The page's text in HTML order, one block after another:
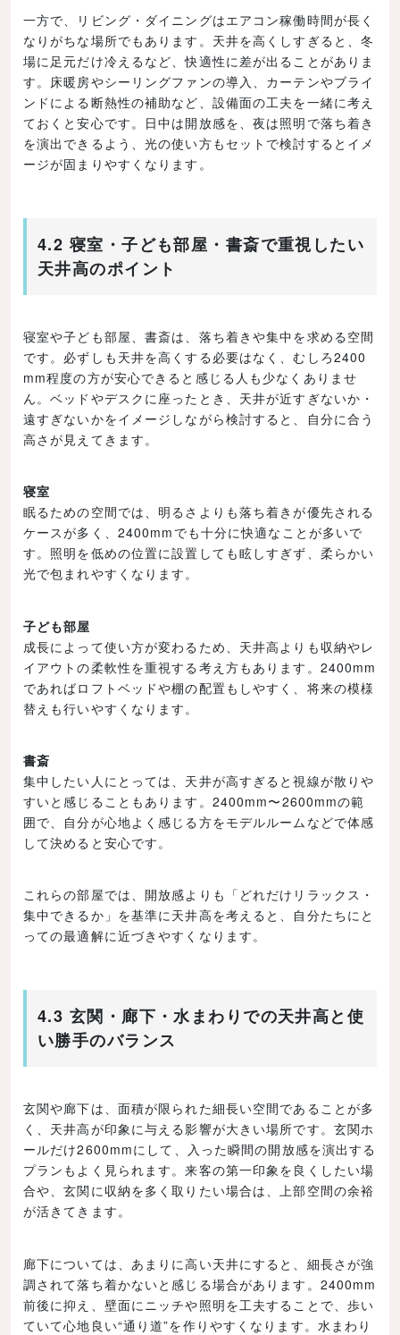
一方で、リビング・ダイニングはエアコン稼働時間が長く
なりがちな場所でもあります。天井を高くしすぎると、冬
場に足元だけ冷えるなど、快適性に差が出ることがありま
す。床暖房やシーリングファンの導入、カーテンやブライ
ンドによる断熱性の補助など、設備面の工夫を一緒に考え
ておくと安心です。日中は開放感を、夜は照明で落ち着き
を演出できるよう、光の使い方もセットで検討するとイメ
ージが固まりやすくなります。
4.2 寝室・子ども部屋・書斎で重視したい
天井高のポイント
寝室や子ども部屋、書斎は、落ち着きや集中を求める空間
です。必ずしも天井を高くする必要はなく、むしろ2400
mm程度の方が安心できると感じる人も少なくありませ
ん。ベッドやデスクに座ったとき、天井が近すぎないか・
遠すぎないかをイメージしながら検討すると、自分に合う
高さが見えてきます。
寝室
眠るための空間では、明るさよりも落ち着きが優先される
ケースが多く、2400mmでも十分に快適なことが多いで
す。照明を低めの位置に設置しても眩しすぎず、柔らかい
光で包まれやすくなります。
子ども部屋
成長によって使い方が変わるため、天井高よりも収納やレ
イアウトの柔軟性を重視する考え方もあります。2400mm
であればロフトベッドや棚の配置もしやすく、将来の模様
替えも行いやすくなります。
書斎
集中したい人にとっては、天井が高すぎると視線が散りや
すいと感じることもあります。2400mm〜2600mmの範
囲で、自分が心地よく感じる方をモデルルームなどで体感
して決めると安心です。
これらの部屋では、開放感よりも「どれだけリラックス・
集中できるか」を基準に天井高を考えると、自分たちにと
っての最適解に近づきやすくなります。
4.3 玄関・廊下・水まわりでの天井高と使
い勝手のバランス
玄関や廊下は、面積が限られた細長い空間であることが多
く、天井高が印象に与える影響が大きい場所です。玄関ホ
ールだけ2600mmにして、入った瞬間の開放感を演出する
プランもよく見られます。来客の第一印象を良くしたい場
合や、玄関に収納を多く取りたい場合は、上部空間の余裕
が活きてきます。
廊下については、あまりに高い天井にすると、細長さが強
調されて落ち着かないと感じる場合があります。2400mm
前後に抑え、壁面にニッチや照明を工夫することで、歩い
ていて心地良い“通り道”を作りやすくなります。水まわり